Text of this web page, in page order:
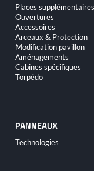
Aller
au
contenu
Places supplémentaires
Ouvertures
Accessoires
Arceaux & Protection
Modification pavillon
Aménagements
Cabines spécifiques
Torpédo
PANNEAUX
Aller
au
Technologies